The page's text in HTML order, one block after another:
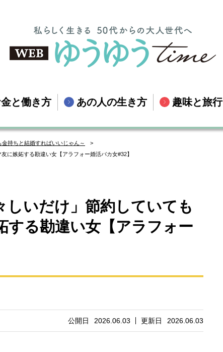
と働き方 あの人の生き方 趣味と旅行
持ちと結婚すればいいじゃん～
に嫉妬する勘違い女【アラフォー婚活バカ女#32】
しいだけ」節約していても
する勘違い女【アラフォー
公開日 2026.06.03 更新日 2026.06.03